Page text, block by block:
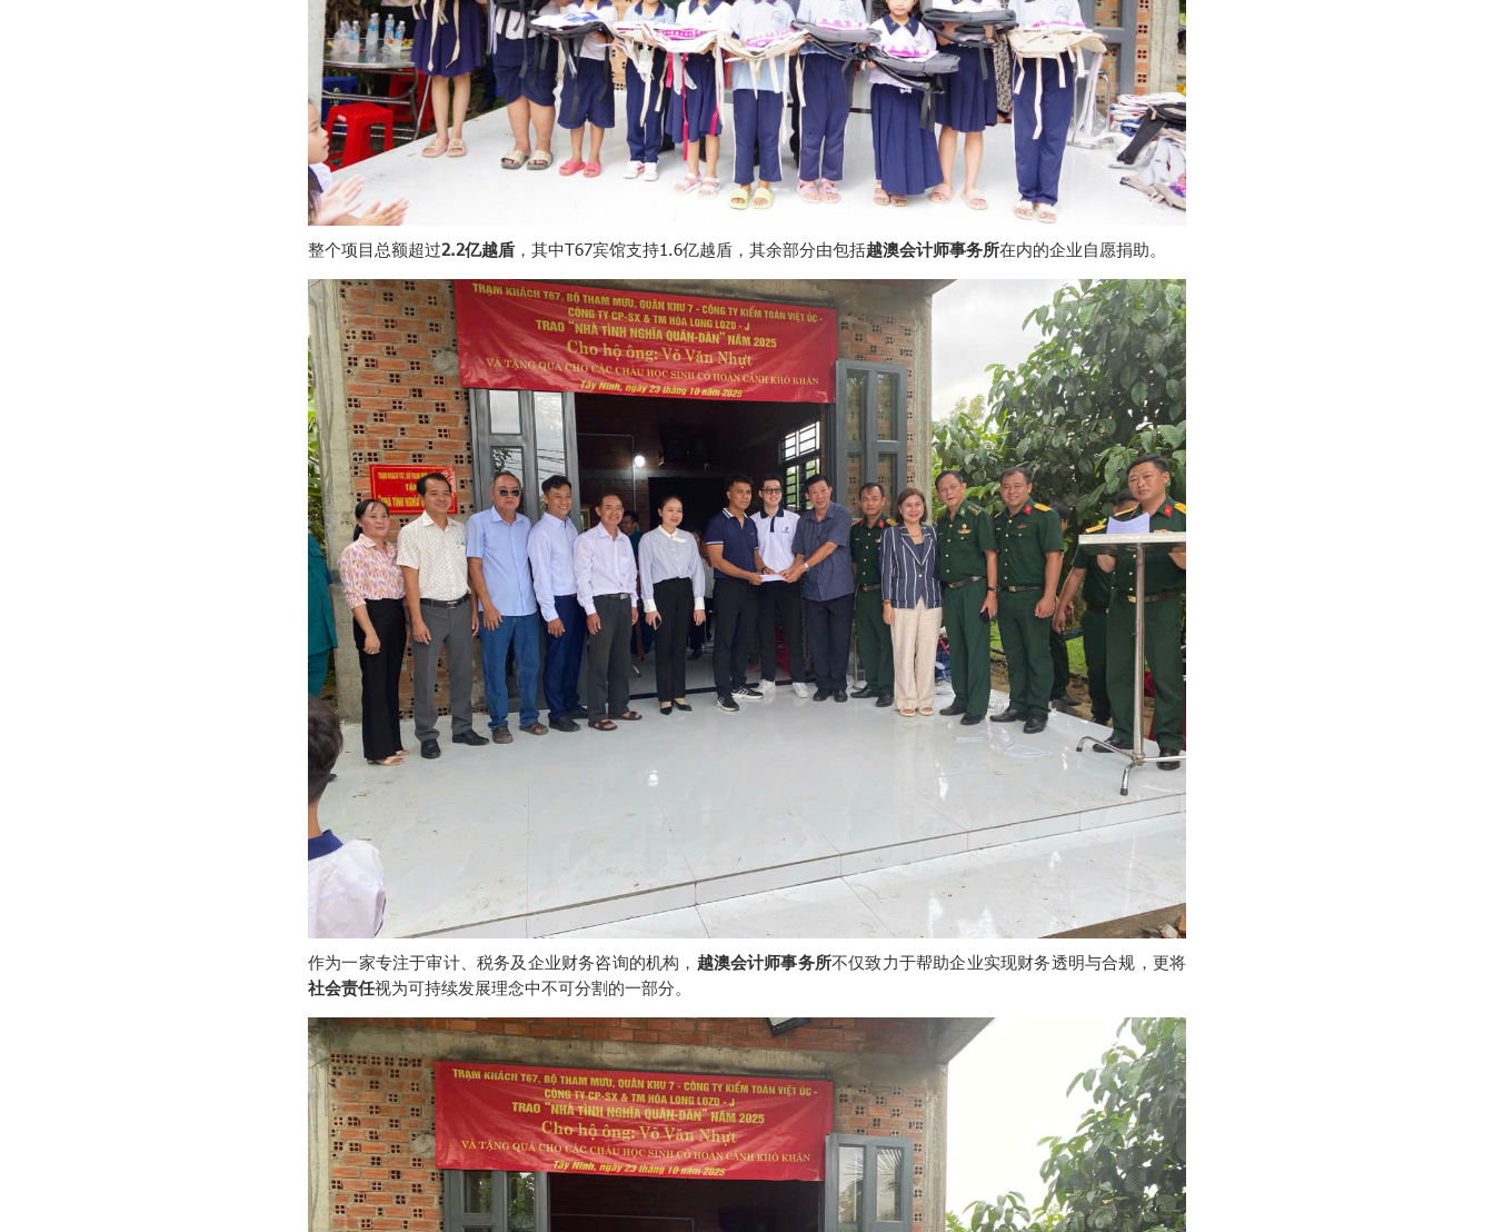
整个项目总额超过2.2亿越盾 ，其中T67宾馆支持1.6亿越盾，其余部分由包括越澳会计师事务所在内的企业自愿捐助。
作为一家专注于审计、税务及企业财务咨询的机构， 越澳会计师事务所不仅致力于帮助企业实现财务透明与合规，更将
社会责任视为可持续发展理念中不可分割的一部分。